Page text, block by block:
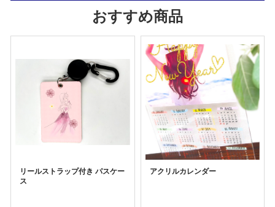
おすすめ商品
リールストラップ付き パスケー
ス
アクリルカレンダー